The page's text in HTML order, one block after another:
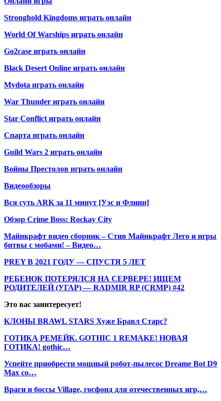
Stronghold Kingdoms играть онлайн
World Of Warships играть онлайн
Go2case играть онлайн
Black Desert Online играть онлайн
Mydota играть онлайн
War Thunder играть онлайн
Star Conflict играть онлайн
Спарта играть онлайн
Guild Wars 2 играть онлайн
Войны Престолов играть онлайн
Видеообзоры
Вся суть ARK за 11 минут [Уэс и Флинн]
Обзор Crime Boss: Rockay City
Майнкрафт видео сборник – Стив Майнкрафт Лего и игры
битвы с мобами! – Видео…
PREY В 2021 ГОДУ — СПУСТЯ 5 ЛЕТ
РЕБЕНОК ПОТЕРЯЛСЯ НА СЕРВЕРЕ! ИЩЕМ
РОДИТЕЛЕЙ (УГАР) — RADMIR RP (CRMP) #42
Это вас заинтересует!
КЛОНЫ BRAWL STARS Хуже Бравл Старс?
ГОТИКА РЕМЕЙК. GOTHIC 1 REMAKE! НОВАЯ
ГОТИКА! gothic…
Успейте приобрести мощный робот-пылесос Dreame Bot D9
Max со…
Враги и боссы Village, госфонд для отечественных игр,…